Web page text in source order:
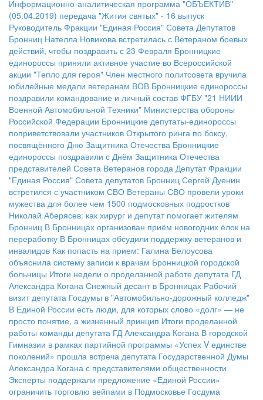
Информационно-аналитическая программа "ОБЪЕКТИВ"
(05.04.2019) передача "Жития святых" - 16 выпуск
Руководитель Фракции "Единая Россия" Совета Депутатов
Бронниц Нателла Новикова встретилась с Ветераном боевых
действий, чтобы поздравить с 23 Февраля Бронницкие
единороссы приняли активное участие во Всероссийской
акции "Тепло для героя" Член местного политсовета вручила
юбилейные медали ветеранам ВОВ Бронницкие единороссы
поздравили командование и личный состав ФГБУ "21 НИИИ
Военной Автомобильной Техники" Министерства обороны
Российской Федерации Бронницкие депутаты-единороссы
поприветствовали участников Открытого ринга по боксу,
посвящённого Дню Защитника Отечества Бронницкие
единороссы поздравили с Днём Защитника Отечества
представителей Совета Ветеранов города Депутат Фракции
"Единая Россия" Совета депутатов Бронниц Сергей Дуенин
встретился с участником СВО Ветераны СВО провели уроки
мужества для более чем 1500 подмосковных подростков
Николай Аберясев: как хирург и депутат помогает жителям
Бронниц В Бронницах организован приём новогодних ёлок на
переработку В Бронницах обсудили поддержку ветеранов и
инвалидов Как попасть на прием: Галина Белоусова
объяснила систему записи к врачам Бронницкой городской
больницы Итоги недели о проделанной работе депутата ГД
Александра Когана Снежный десант в Бронницах Рабочий
визит депутата Госдумы в "Автомобильно-дорожный колледж"
В Единой России есть люди, для которых слово «долг» — не
просто понятие, а жизненный принцип Итоги проделанной
работы команды депутата ГД Александра Когана В городской
Гимназии в рамках партийной программы «Успех V единстве
поколений» прошла встреча депутата Государственной Думы
Александра Когана с представителями общественности
Эксперты поддержали предложение «Единой России»
ограничить торговлю вейпами в Подмосковье Госдума